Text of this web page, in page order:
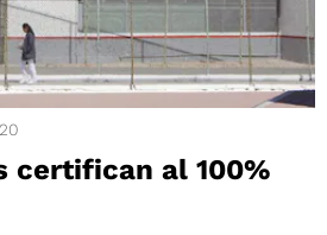
certifican al 100%